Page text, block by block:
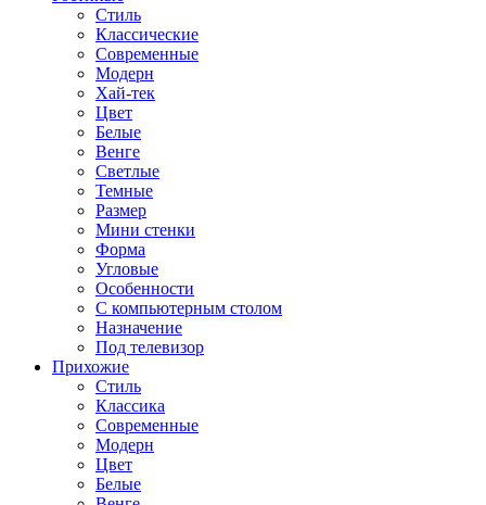
Стиль
Классические
Современные
Модерн
Хай-тек
Цвет
Белые
Венге
Светлые
Темные
Размер
Мини стенки
Форма
Угловые
Особенности
С компьютерным столом
Назначение
Под телевизор
Прихожие
Стиль
Классика
Современные
Модерн
Цвет
Белые